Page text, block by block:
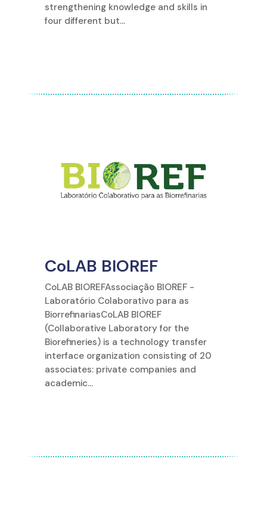
strengthening knowledge and skills in
four different but...
CoLAB BIOREF
CoLAB BIOREFAssociação BIOREF -
Laboratório Colaborativo para as
BiorrefinariasCoLAB BIOREF
(Collaborative Laboratory for the
Biorefineries) is a technology transfer
interface organization consisting of 20
associates: private companies and
academic...